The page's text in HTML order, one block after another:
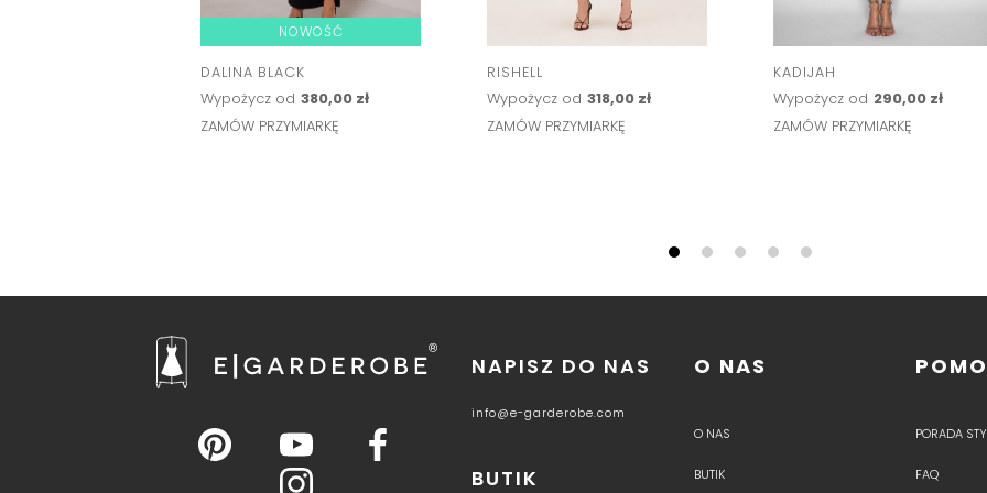
NOWOŚĆ
DALINA BLACK
Wypożycz od 380,00 zł
ZAMÓW PRZYMIARKĘ
RISHELL
Wypożycz od 318,00 zł
ZAMÓW PRZYMIARKĘ
KADIJAH
Wypożycz od 290,00 zł
ZAMÓW PRZYMIARKĘ
NAPISZ DO NAS
info@e-garderobe.com
BUTIK
O NAS
O NAS
BUTIK
PORADA
FAQ